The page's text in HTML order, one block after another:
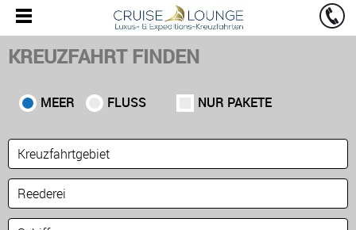
KREUZFAHRT FINDEN
MEER FLUSS NUR PAKETE